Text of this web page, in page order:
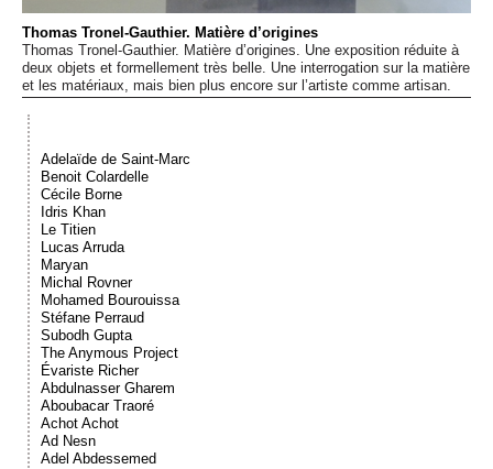
Sacré
Thomas Tronel-Gauthier. Matière d’origines
Thomas Tronel-Gauthier. Matière d’origines. Une exposition réduite à
deux objets et formellement très belle. Une interrogation sur la matière
et les matériaux, mais bien plus encore sur l’artiste comme artisan.
Adelaïde de Saint-Marc
Benoit Colardelle
Cécile Borne
Idris Khan
Le Titien
Lucas Arruda
Maryan
Michal Rovner
Mohamed Bourouissa
Stéfane Perraud
Subodh Gupta
The Anymous Project
Évariste Richer
Abdulnasser Gharem
Aboubacar Traoré
Achot Achot
Ad Nesn
Adel Abdessemed